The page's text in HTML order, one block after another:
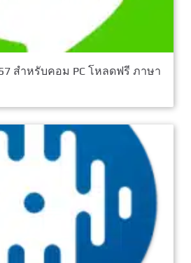
สำหรับคอม PC โหลดฟรี ภาษา